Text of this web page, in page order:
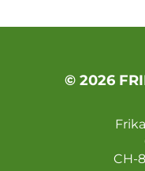
© 2026
CH-